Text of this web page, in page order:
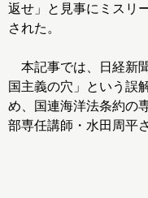
返せ」と見事にミスリ
された。
本記事では、日経新
国主義の穴」という誤
め、国連海洋法条約の
部専任講師・水田周平